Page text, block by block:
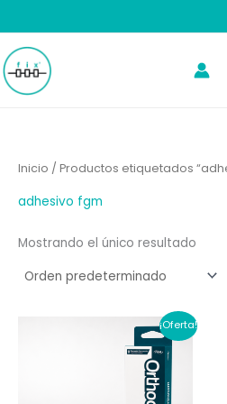
al
contenido
Inicio / Productos etiquetados
adhesivo fgm
Mostrando el único resultado
¡Oferta!